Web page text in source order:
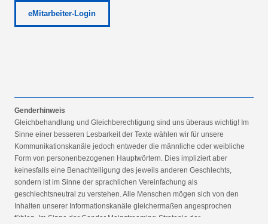
eMitarbeiter-Login
Genderhinweis
Gleichbehandlung und Gleichberechtigung sind uns überaus wichtig! Im
Sinne einer besseren Lesbarkeit der Texte wählen wir für unsere
Kommunikationskanäle jedoch entweder die männliche oder weibliche
Form von personenbezogenen Hauptwörtern. Dies impliziert aber
keinesfalls eine Benachteiligung des jeweils anderen Geschlechts,
sondern ist im Sinne der sprachlichen Vereinfachung als
geschlechtsneutral zu verstehen. Alle Menschen mögen sich von den
Inhalten unserer Informationskanäle gleichermaßen angesprochen
fühlen. Im Sinne der Gender Mainstreaming-Strategie der